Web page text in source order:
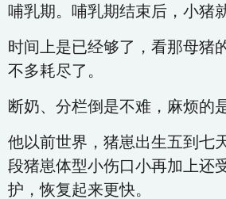
哺乳期。哺乳期结束后，小猪
时间上是已经够了，看那母猪
不多耗尽了。
断奶、分栏倒是不难，麻烦的
他以前世界，猪崽出生五到七
段猪崽体型小伤口小再加上还
护，恢复起来更快。